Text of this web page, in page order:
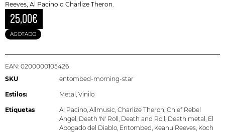
Reeves, Al Pacino o Charlize Theron.
25,00€
AGOTADO
EAN: 0200000105426
SKU
entombed-morning-star
Estilos: Metal Vinilo
Etiquetas Al Pacino Allmusic Charlize Theron Chief Rebel
Angel Death 'N' Roll Death and Roll Death metal
El
Abogado del Diablo Entombed Keanu Reeves Koch